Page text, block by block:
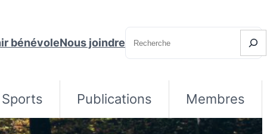
bénévoleNous joindre
Sports Publications Membres